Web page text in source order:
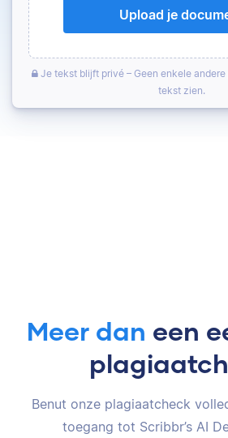
Upload je
Je tekst blijft privé – Geen enkele
tekst zien.
Meer dan een
Benut onze plagiaatcheck
toegang tot Scribbr’s AI